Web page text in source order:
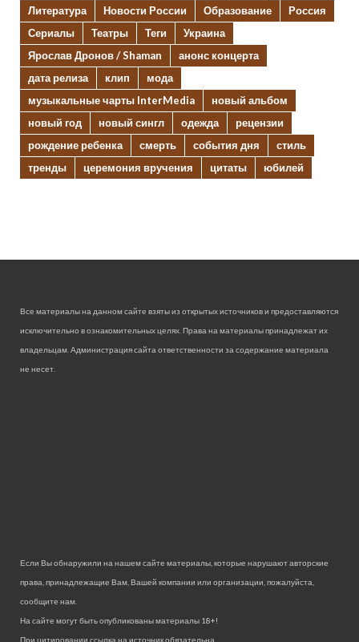
Литература
Новости России Образование
Россия
Сериалы
Театры Теги
Украина
Ярослав Дронов / Shaman
анонс концерта
дата релиза
клип
мода
музыкальные чарты InterMedia
новый альбом
новый год
новый сингл одежда
рецензии
рождение ребенка
смерть события дня
стиль
тренды
церемония вручения цитаты юбилей
Все материалы на данном сайте взяты из открытых источников и предоставляются
исключительно в ознакомительных целях. Права на материалы принадлежат их
владельцам. Администрация сайта ответственности за содержание материала
не несет.
Если Вы обнаружили на нашем сайте материалы, которые нарушают авторские
права, принадлежащие Вам, Вашей компании или организации, пожалуйста,
сообщите нам.
На сайте могут быть опубликованы материалы 18+!
При цитировании ссылка на источник обязательна.